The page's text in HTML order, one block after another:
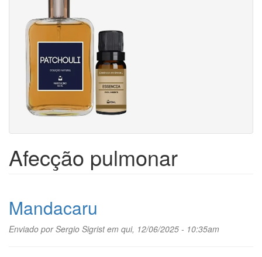
Afecção pulmonar
Mandacaru
Enviado porSergio Sigristem qui, 12/06/2025 - 10:35am